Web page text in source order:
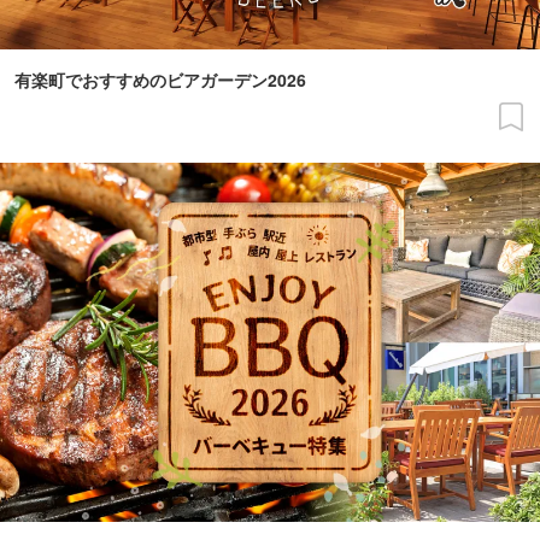
有楽町でおすすめのビアガーデン2026